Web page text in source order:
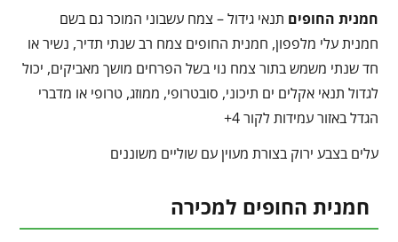
חמנית החופים תנאי גידול – צמח עשבוני המוכר גם בשם
חמנית עלי מלפפון, חמנית החופים צמח רב שנתי תדיר, נשיר או
חד שנתי משמש בתור צמח נוי בשל הפרחים מושך מאביקים, יכול
לגדול תנאי אקלים ים תיכוני, סובטרופי, ממוזג, טרופי או מדברי
הגדל באזור עמידות לקור 4+
עלים בצבע ירוק בצורת מעוין עם שוליים משוננים
חמנית החופים למכירה